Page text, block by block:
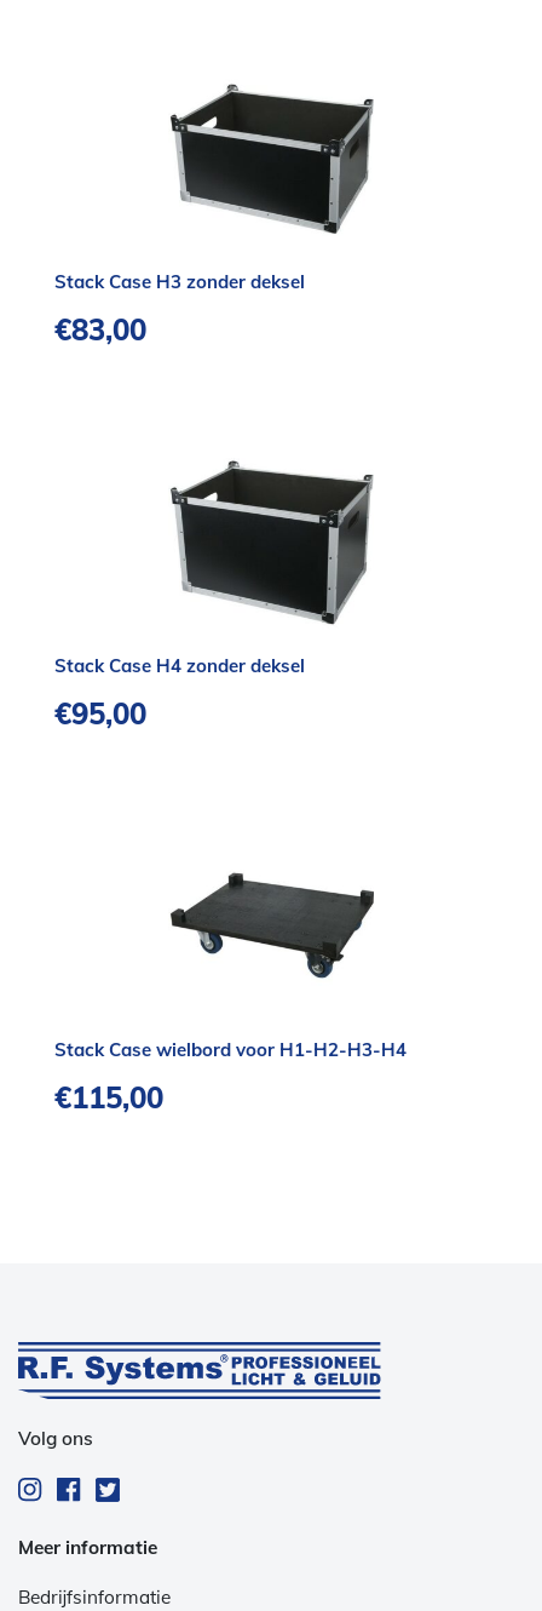
Stack Case H3 zonder deksel
€83,00
Stack Case H4 zonder deksel
€95,00
Stack Case wielbord voor H1-H2-H3-H4
€115,00
Volg ons
Meer informatie
Bedrijfsinformatie